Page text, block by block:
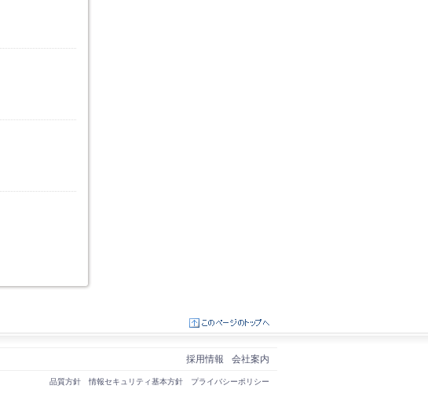
会社案内
採用情報
プライバシーポリシー
情報セキュリティ基本方針
品質方針